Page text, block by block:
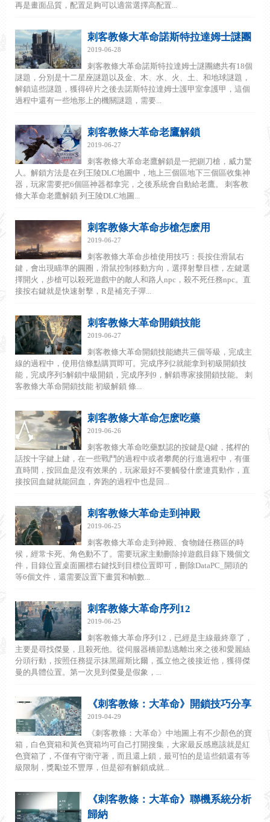
再是畫面品質，配置足夠可以適當選擇高配置...
刺客教條大革命諾斯特拉達姆士謎團
2019-06-28
刺客教條大革命諾斯特拉達姆士謎團總共有18個
謎題，分別是十二星座謎題以及金、木、水、火、土、和地球謎題，
解鎖這些謎題，獲得碎片之後去諾斯特拉達姆士護甲室拿護甲，這個
過程中還有一些地形上的機關謎題，需要...
刺客教條大革命老鷹解鎖
2019-06-27
刺客教條大革命老鷹解鎖是一把鍘刀槍，威力驚
人。解鎖方法是在列王陵DLC地圖中，地上三個區地下三個區收集神
器，玩家需要把6個區神器都拿完，之後系統會自動給老鷹。 刺客教
條大革命老鷹解鎖 列王陵DLC地圖...
刺客教條大革命步槍怎麽用
2019-06-27
刺客教條大革命步槍使用技巧：長按住滑鼠右
鍵，會出現瞄準的圓圈，滑鼠控制移動方向，選擇射擊目標，左鍵選
擇開火，步槍可以殺死遊戲中的敵人和路人npc，殺不死任務npc。直
接按右鍵就是快速射擊，R是補充子彈...
刺客教條大革命開鎖技能
2019-06-27
刺客教條大革命開鎖技能總共三個等級，完成主
線的過程中，使用信條點購買即可。完成序列2就能拿到初級開鎖技
能，完成序列5解鎖中級開鎖，完成序列9，解鎖專家接開鎖技能。 刺
客教條大革命開鎖技能 初級解鎖 條...
刺客教條大革命怎麽吃藥
2019-06-26
刺客教條大革命吃藥默認的按鍵是Q鍵，搖桿的
話按十字鍵上鍵，在一些戰鬥的過程中或者攀爬的行進過程中，有僵
直時間，按回血是沒有效果的，玩家最好不要觸發什麽連貫動作，直
接按回血鍵就能回血，奔跑的過程中也是回...
刺客教條大革命走到神殿
2019-06-25
刺客教條大革命走到神殿、食物鏈任務區的時
候，經常卡死、角色動不了。需要玩家主動刪除掉遊戲目錄下幾個文
件，目錄位置桌面圖標右鍵找到目標位置即可，刪除DataPC_開頭的
等6個文件，還需要設置下畫質和幀數...
刺客教條大革命序列12
2019-06-25
刺客教條大革命序列12，已經是主線最終章了，
主要是尋找傑曼，且殺死他。從伺服器橋節點逃離出來之後和愛麗絲
分頭行動，按照任務提示抹黑羅斯比爾，孤立他之後接近他，獲得傑
曼的具體位置。第一次見到傑曼是假象，...
《刺客教條：大革命》開鎖技巧分享
2019-04-29
《刺客教條：大革命》中地圖上有不少顏色的寶
箱，白色寶箱和黃色寶箱均可自己打開搜集，大家最反感應該就是紅
色寶箱了，不僅有守衛守著，而且還上鎖，最可怕的是這些鎖還有等
級限制，獎勵並不豐厚，但是卻有解鎖成就...
《刺客教條：大革命》聯機系統分析
歸納